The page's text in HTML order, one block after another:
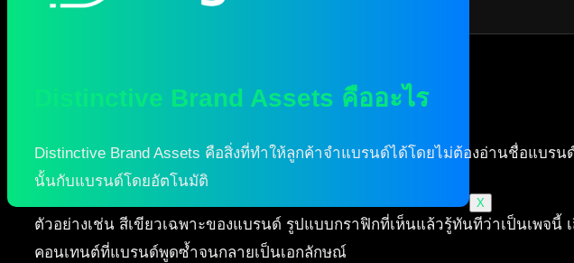
X
Distinctive Brand Assets คืออะไร
Distinctive Brand Assets คือสิ่งที่ทำให้ลูกค้าจำแบรนด์ได้โดยไม่ต้องอ่านชื่อแบร
นั้นกับแบรนด์โดยอัตโนมัติ
ตัวอย่างเช่น สีเขียวเฉพาะของแบรนด์ รูปแบบกราฟิกที่เห็นแล้วรู้ทันทีว่าเป็นเพจนี้
คอนเทนต์ที่แบรนด์พูดซ้ำจนกลายเป็นเอกลักษณ์